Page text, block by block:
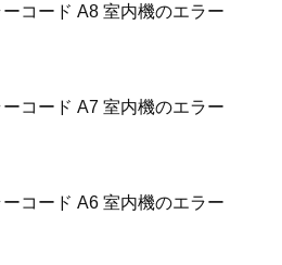
コード A8 室内機のエラー
コード A7 室内機のエラー
コード A6 室内機のエラー